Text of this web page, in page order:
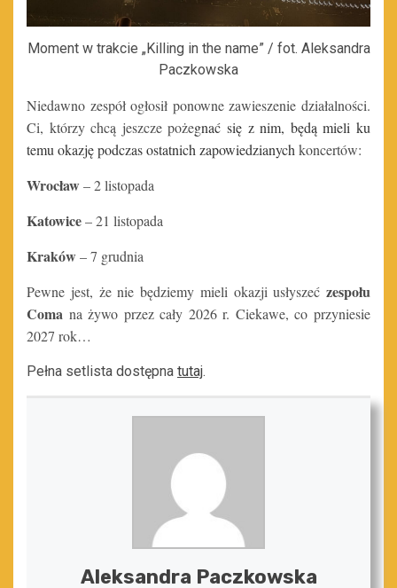
Moment w trakcie „Killing in the name” / fot. Aleksandra
Paczkowska
Niedawno zespół ogłosił ponowne zawieszenie działalności.
Ci, którzy chcą jeszcze pożegnać się z nim, będą mieli ku
temu okazję podczas ostatnich zapowiedzianych koncertów:
Wrocław– 2 listopada
Katowice– 21 listopada
Kraków– 7 grudnia
Pewne jest, że nie będziemy mieli okazji usłyszeć zespołu
Coma na żywo przez cały 2026 r. Ciekawe, co przyniesie
2027 rok…
Pełna setlista dostępna tutaj.
Aleksandra Paczkowska